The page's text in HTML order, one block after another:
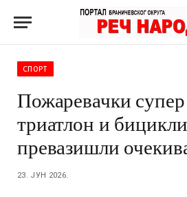
СПОРТ
Пожаревачки
триатлон и
превазишли
23. ЈУН 2026.